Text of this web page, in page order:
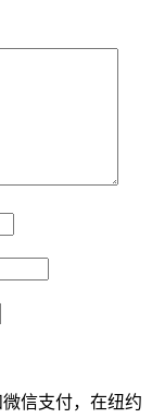
微信支付，在纽约